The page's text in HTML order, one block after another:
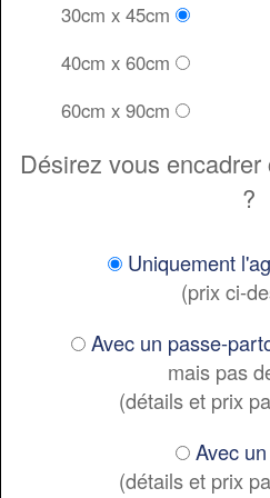
30cm x 45cm
40cm x 60cm
60cm x 90cm
Désirez vous
?
Uniquement
(prix ci-
Avec un passe-
mais pas
(détails et prix
Avec
(détails et prix